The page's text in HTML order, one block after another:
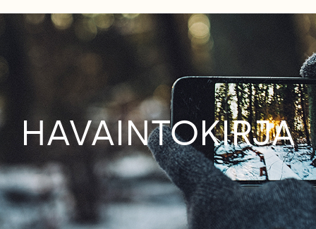
HAVAINTOKIRJA